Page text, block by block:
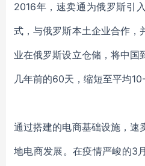
2016年，速卖通为俄罗斯引
式，与俄罗斯本土企业合作，
业在俄罗斯设立仓储，将中国
几年前的60天，缩短至平均10-
通过搭建的电商基础设施，速
地电商发展。在疫情严峻的3